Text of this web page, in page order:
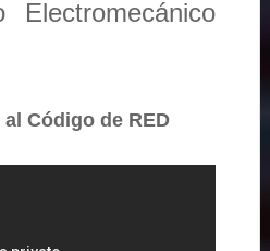
Electromecánico
Código de RED